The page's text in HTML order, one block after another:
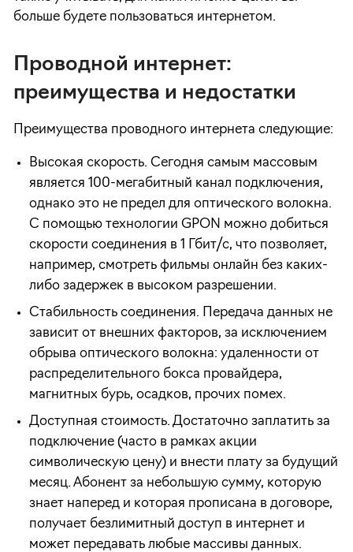
больше будете пользоваться интернетом.
Проводной интернет:
преимущества и недостатки
Преимущества проводного интернета следующие:
Высокая скорость. Сегодня самым массовым
является 100-мегабитный канал подключения,
однако это не предел для оптического волокна.
С помощью технологии GPON можно добиться
скорости соединения в 1 Гбит/с, что позволяет,
например, смотреть фильмы онлайн без каких-
либо задержек в высоком разрешении.
Стабильность соединения. Передача данных не
зависит от внешних факторов, за исключением
обрыва оптического волокна: удаленности от
распределительного бокса провайдера,
магнитных бурь, осадков, прочих помех.
Доступная стоимость. Достаточно заплатить за
подключение (часто в рамках акции
символическую цену) и внести плату за будущий
месяц. Абонент за небольшую сумму, которую
знает наперед и которая прописана в договоре,
получает безлимитный доступ в интернет и
может передавать любые массивы данных.